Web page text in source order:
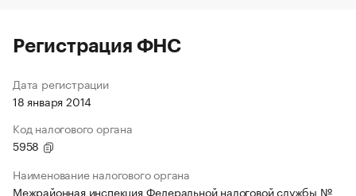
Регистрация ФНС
Дата регистрации
18 января 2014
Код налогового органа
5958
Наименование налогового органа
Межрайонная инспекция Федеральной налоговой службы №